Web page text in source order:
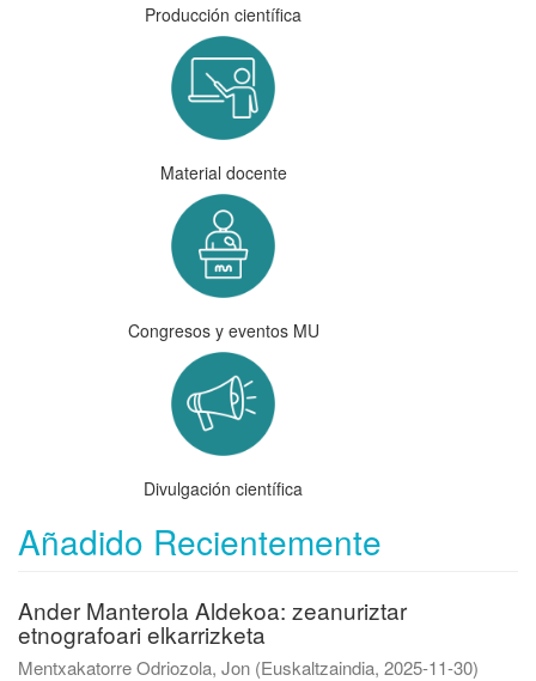
Producción científica
Material docente
Congresos y eventos MU
Divulgación científica
Añadido Recientemente
Ander Manterola Aldekoa: zeanuriztar
etnografoari elkarrizketa
Mentxakatorre Odriozola, Jon (Euskaltzaindia, 2025-11-30)